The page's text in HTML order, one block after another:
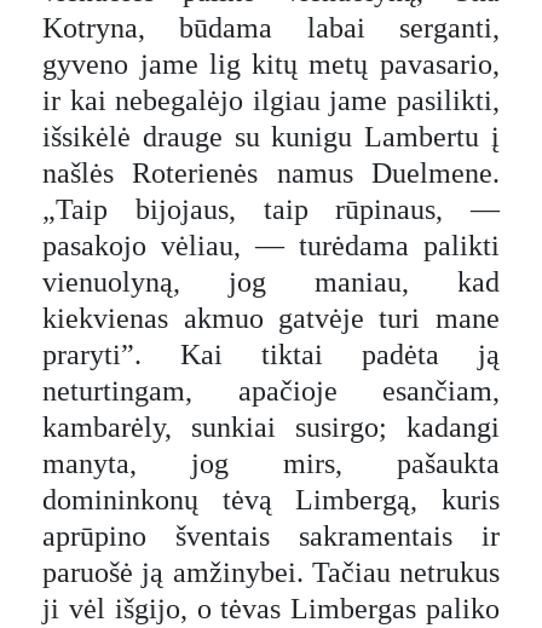
Kotryna, būdama labai serganti,
gyveno jame lig kitų metų pavasario,
ir kai nebegalėjo ilgiau jame pasilikti,
išsikėlė drauge su kunigu Lambertu į
našlės Roterienės namus Duelmene.
„Taip bijojaus, taip rūpinaus, —
pasakojo vėliau, — turėdama palikti
vienuolyną, jog maniau, kad
kiekvienas akmuo gatvėje turi mane
praryti”. Kai tiktai padėta ją
neturtingam, apačioje esančiam,
kambarėly, sunkiai susirgo; kadangi
manyta, jog mirs, pašaukta
domininkonų tėvą Limbergą, kuris
aprūpino šventais sakramentais ir
paruošė ją amžinybei. Tačiau netrukus
ji vėl išgijo, o tėvas Limbergas paliko